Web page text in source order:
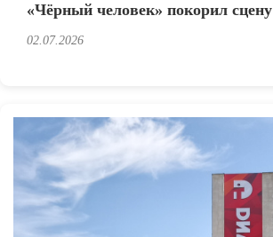
«Чёрный человек» покорил сцену
02.07.2026